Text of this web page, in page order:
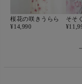
桜花の咲きうらら
¥14,990
そそ
¥